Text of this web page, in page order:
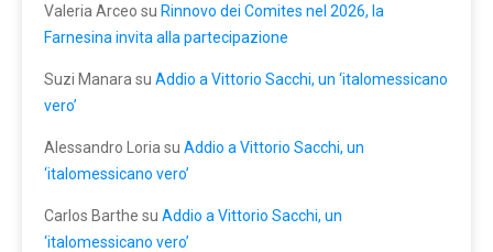
Valeria Arceo su Rinnovo dei Comites nel 2026, la
Farnesina invita alla partecipazione
Suzi Manara su Addio a Vittorio Sacchi, un ‘italomessicano
vero’
Alessandro Loria su Addio a Vittorio Sacchi, un
‘italomessicano vero’
Carlos Barthe su Addio a Vittorio Sacchi, un
‘italomessicano vero’